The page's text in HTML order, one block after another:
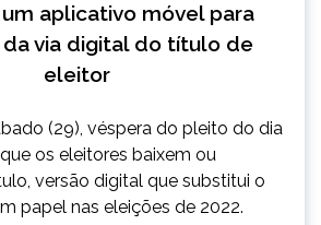
aplicativo móvel para
via digital do título de
eleitor
(29), véspera do pleito do dia
os eleitores baixem ou
versão digital que substitui o
papel nas eleições de 2022.